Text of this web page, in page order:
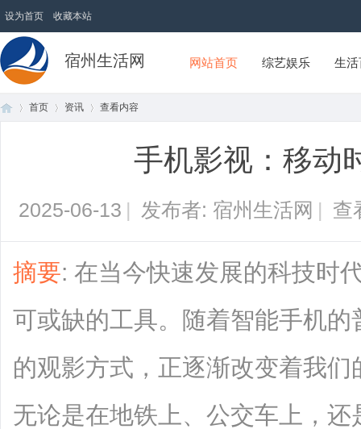
设为首页 收藏本站
宿州生活网 网站首页 综艺娱乐 生
首页 资讯 查看内容
手机影视：移动
2025-06-13 | 发布者: 宿州生活网 | 查
摘要: 在当今快速发展的科技时
可或缺的工具。随着智能手机
的观影方式，正逐渐改变着我
无论是在地铁上、公交车上，